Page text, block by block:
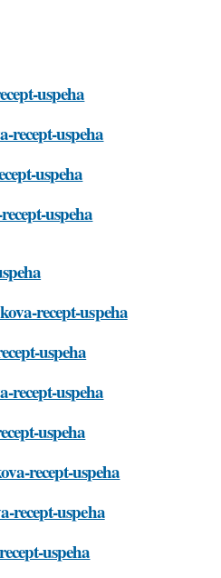
uspeha
recept-uspeha
uspeha
uspeha
recept-uspeha
uspeha
recept-uspeha
uspeha
recept-uspeha
recept-uspeha
uspeha